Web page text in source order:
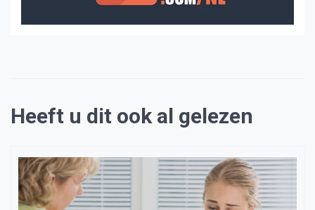
Heeft u dit ook al gelezen